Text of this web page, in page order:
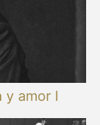
y amor I